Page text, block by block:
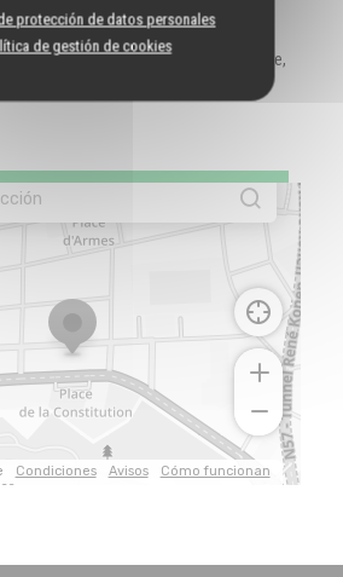
protección de datos personales
de gestión de cookies
Mastercard, Tickets restaurante,
Express, Tarjeta de Crédito